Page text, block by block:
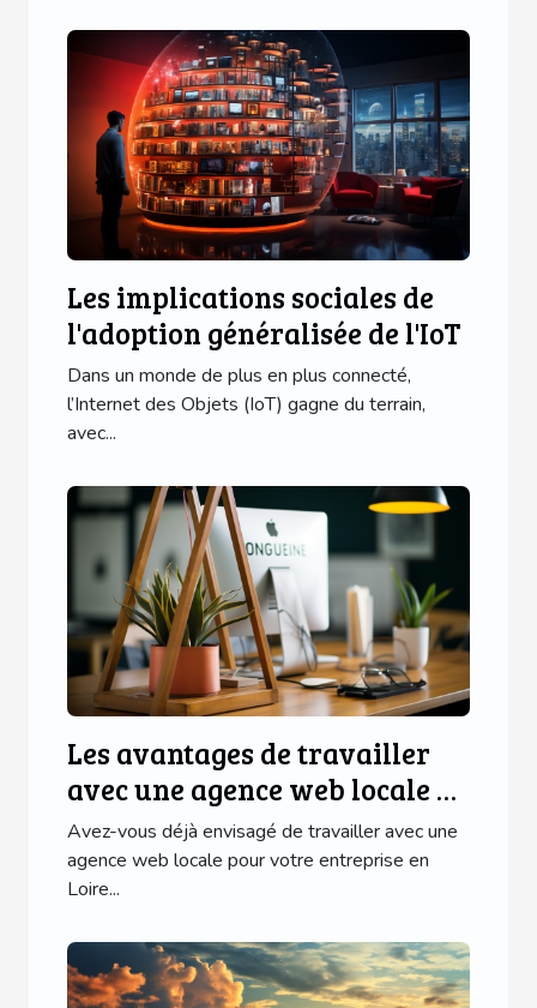
Les implications sociales de
l'adoption généralisée de l'IoT
Dans un monde de plus en plus connecté,
l’Internet des Objets (IoT) gagne du terrain,
avec...
Les avantages de travailler
avec une agence web locale en
Loire Atlantique
Avez-vous déjà envisagé de travailler avec une
agence web locale pour votre entreprise en
Loire...